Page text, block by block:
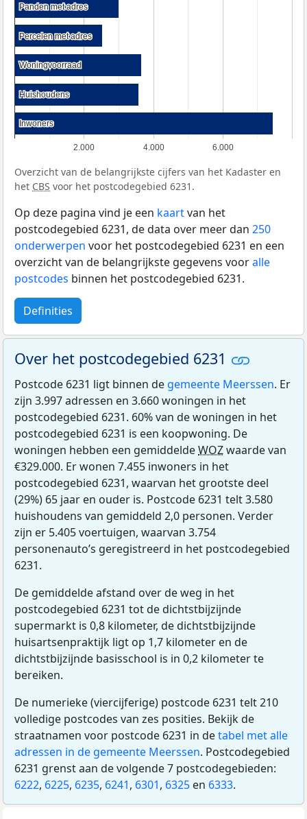
2.000 4.000 6.000
Panden met adres
Panden met adres
Percelen met adres
Percelen met adres
Woningvoorraad
Woningvoorraad
Huishoudens
Huishoudens
Inwoners
Inwoners
Overzicht van de belangrijkste cijfers van het Kadaster en
het CBS voor het postcodegebied 6231.
Op deze pagina vind je een kaartvan het
postcodegebied 6231, de data over meer dan 250
onderwerpen voor het postcodegebied 6231 en een
overzicht van de belangrijkste gegevens vooralle
postcodes binnen het postcodegebied 6231.
Definities
Over het postcodegebied 6231
Postcode 6231 ligt binnen de gemeente Meerssen. Er
zijn 3.997 adressen en 3.660 woningen in het
postcodegebied 6231. 60% van de woningen in het
postcodegebied 6231 is een koopwoning. De
woningen hebben een gemiddeldeWOZwaarde van
€329.000. Er wonen 7.455 inwoners in het
postcodegebied 6231, waarvan het grootste deel
(29%) 65 jaar en ouder is. Postcode 6231 telt 3.580
huishoudens van gemiddeld 2,0 personen. Verder
zijn er 5.405 voertuigen, waarvan 3.754
personenauto’s geregistreerd in het postcodegebied
6231.
De gemiddelde afstand over de weg in het
postcodegebied 6231 tot de dichtstbijzijnde
supermarkt is 0,8 kilometer, de dichtstbijzijnde
huisartsenpraktijk ligt op 1,7 kilometer en de
dichtstbijzijnde basisschool is in 0,2 kilometer te
bereiken.
De numerieke (viercijferige) postcode 6231 telt 210
volledige postcodes van zes posities. Bekijk de
straatnamen voor postcode 6231 in detabel met alle
adressen in de gemeente Meerssen. Postcodegebied
6231 grenst aan de volgende 7 postcodegebieden:
6222, 6225, 6235, 6241, 6301, 6325 en 6333.